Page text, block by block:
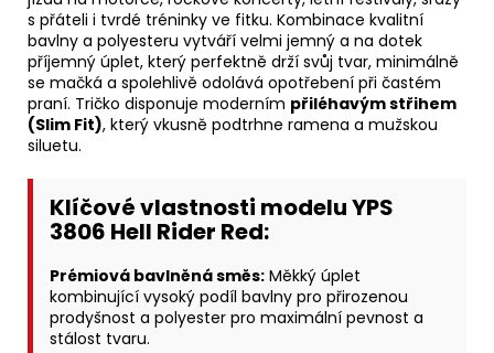
s přáteli i tvrdé tréninky ve fitku. Kombinace kvalitní
bavlny a polyesteru vytváří velmi jemný a na dotek
příjemný úplet, který perfektně drží svůj tvar, minimálně
se mačká a spolehlivě odolává opotřebení při častém
praní. Tričko disponuje moderním přiléhavým střihem
(Slim Fit), který vkusně podtrhne ramena a mužskou
siluetu.
Klíčové vlastnosti modelu YPS
3806 Hell Rider Red:
Prémiová bavlněná směs: Měkký úplet
kombinující vysoký podíl bavlny pro přirozenou
prodyšnost a polyester pro maximální pevnost a
stálost tvaru.